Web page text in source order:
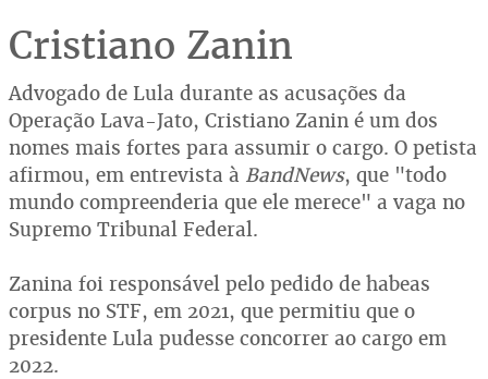
Cristiano Zanin
Advogado de Lula durante as acusações da
Operação Lava-Jato, Cristiano Zanin é um dos
nomes mais fortes para assumir o cargo. O petista
afirmou, em entrevista à BandNews, que "todo
mundo compreenderia que ele merece" a vaga no
Supremo Tribunal Federal.
Zanina foi responsável pelo pedido de habeas
corpus no STF, em 2021, que permitiu que o
presidente Lula pudesse concorrer ao cargo em
2022.